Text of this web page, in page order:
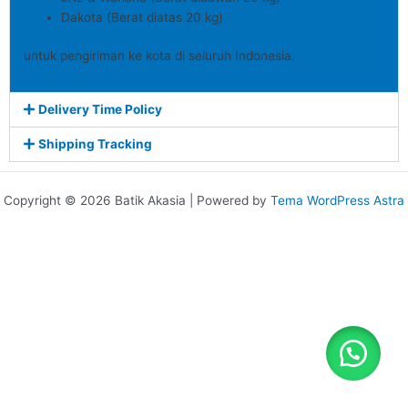
Dakota (Berat diatas 20 kg)
untuk pengiriman ke kota di seluruh Indonesia.
Delivery Time Policy
Shipping Tracking
Copyright © 2026 Batik Akasia | Powered by Tema WordPress Astra